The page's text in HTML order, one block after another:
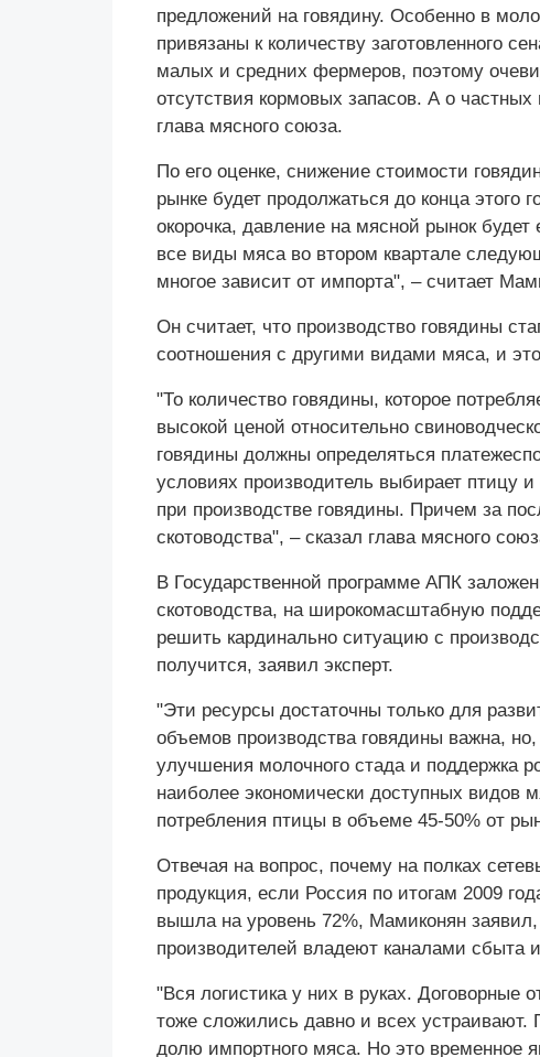
предложений на говядину. Особенно в
привязаны к количеству заготовленного
малых и средних фермеров, поэтому
отсутствия кормовых запасов. А о
глава мясного союза.
По его оценке, снижение стоимости
рынке будет продолжаться до конца этого
окорочка, давление на мясной рынок
все виды мяса во втором квартале
многое зависит от импорта", – считает
Он считает, что производство говядины
соотношения с другими видами мяса, и
"То количество говядины, которое
высокой ценой относительно
говядины должны определяться
условиях производитель выбирает птицу
при производстве говядины. Причем за
скотоводства", – сказал глава мясного
В Государственной программе АПК
скотоводства, на широкомасштабную
решить кардинально ситуацию с
получится, заявил эксперт.
"Эти ресурсы достаточны только для
объемов производства говядины важна,
улучшения молочного стада и поддержка
наиболее экономически доступных
потребления птицы в объеме 45-50% от
Отвечая на вопрос, почему на полках
продукция, если Россия по итогам 2009
вышла на уровень 72%, Мамиконян
производителей владеют каналами сбыта
"Вся логистика у них в руках.
тоже сложились давно и всех
долю импортного мяса. Но это временное